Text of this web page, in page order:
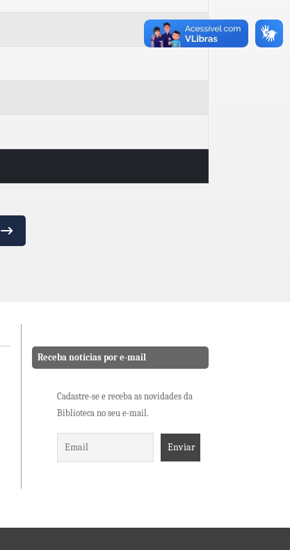
Receba notícias por e-mail
Cadastre-se e receba as novidades da
Biblioteca no seu e-mail.